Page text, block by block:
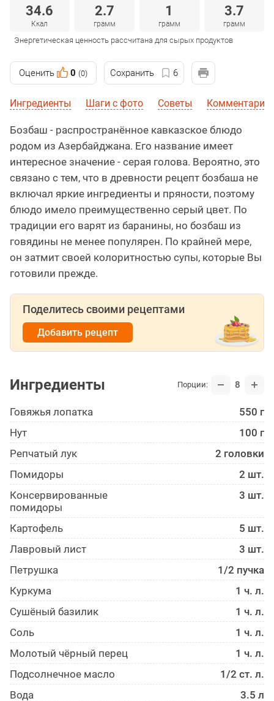
34.6
Ккал
2.7
грамм
1
грамм
3.7
грамм
Энергетическая ценность рассчитана для сырых продуктов
Оценить 0 (0) Сохранить 6
Ингредиенты Шаги с фото Советы Комментарии
Бозбаш - распространённое кавказское блюдо
родом из Азербайджана. Его название имеет
интересное значение - серая голова. Вероятно, это
связано с тем, что в древности рецепт бозбаша не
включал яркие ингредиенты и пряности, поэтому
блюдо имело преимущественно серый цвет. По
традиции его варят из баранины, но бозбаш из
говядины не менее популярен. По крайней мере,
он затмит своей колоритностью супы, которые Вы
готовили прежде.
Поделитесь своими рецептами
Добавить рецепт
Ингредиенты Порции: 8
Говяжья лопатка
550 г
Нут
100 г
Репчатый лук
2 головки
Помидоры
2 шт.
Консервированные
помидоры
3 шт.
Картофель
5 шт.
Лавровый лист
3 шт.
Петрушка
1/2 пучка
Куркума
1 ч. л.
Сушёный базилик
1 ч. л.
Соль
1 ч. л.
Молотый чёрный перец
1 ч. л.
Подсолнечное масло
1/2 ст. л.
Вода
3.5 л